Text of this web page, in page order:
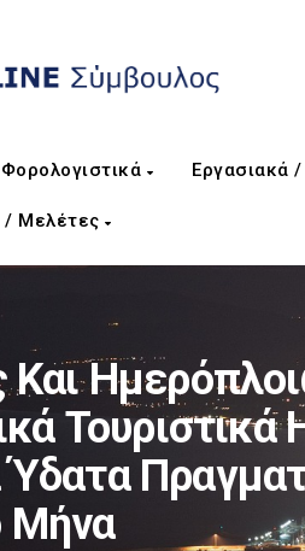
Φορολογιστικά Εργασιακά
/ Μελέτες
Μήνα